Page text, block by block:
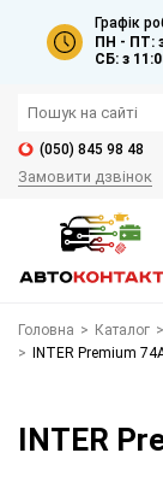
Графік
ПН - ПТ:
СБ: з
(050) 845 98 48
Замовити дзвінок
Головна > Каталог >
>
INTER Premium
INTER